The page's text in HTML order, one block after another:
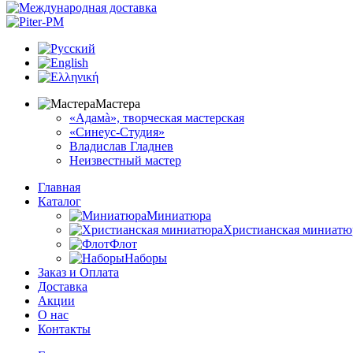
Мастера
«Адамà», творческая мастерская
«Синеус-Студия»
Владислав Гладнев
Неизвестный мастер
Главная
Каталог
Миниатюра
Христианская
Флот
Наборы
Заказ и Оплата
Доставка
Акции
О нас
Контакты